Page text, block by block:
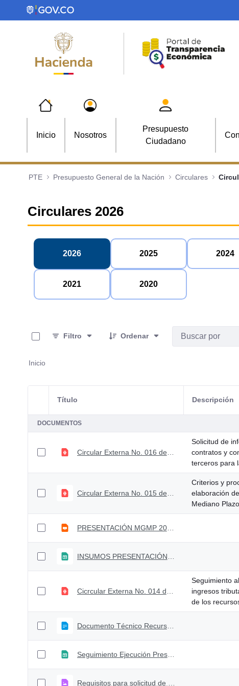
Saltar al contenido principal
Inicio Nosotros
Presupuesto
Ciudadano
PTE Presupuesto General de la Nación Circulares
Circulares 2026
2026 2025 2024
2021 2020
Filtro
Ordenar
Inicio
Selección del elemento
Título Descripción
DOCUMENTOS
Solicitud de
contratos y
terceros para
Criterios y
elaboración
Mediano
PRESENTACIÓN MGMP 2027-2030
Seguimiento
ingresos
de los
Documento Técnico Recursos de Emergencia
Seguimiento Ejecución Presupuestal Dereto 0241 de 2026